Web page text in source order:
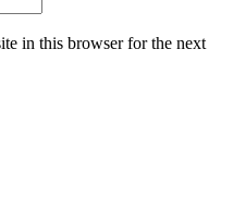
in this browser for the next